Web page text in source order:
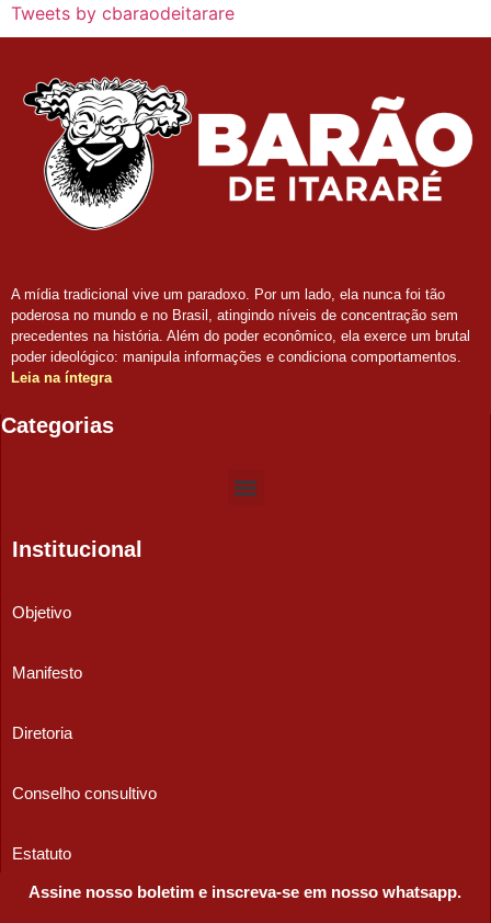
Tweets by cbaraodeitarare
A mídia tradicional vive um paradoxo. Por um lado, ela nunca foi tão
poderosa no mundo e no Brasil, atingindo níveis de concentração sem
precedentes na história. Além do poder econômico, ela exerce um brutal
poder ideológico: manipula informações e condiciona comportamentos.
Leia na íntegra
Categorias
Institucional
Objetivo
Manifesto
Diretoria
Conselho consultivo
Estatuto
Assine nosso boletim e inscreva-se em nosso whatsapp.